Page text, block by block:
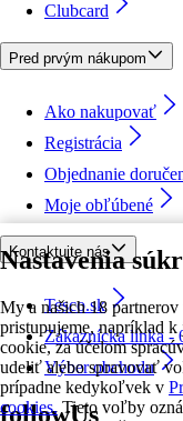
Nastavenia
My a našich 18
pristupujeme, napríklad
cookie, za účelom
udeliť alebo spravovať
prípadne kedykoľvek v
cookies. Tieto voľby
Clubcard
Pred prvým nákupom
Ako nakupovať
Registrácia
Objednanie
Moje obľúbené
Kontaktujte nás
Tesco.sk
Zákaznícka linka -
Výber obchodu
followUs